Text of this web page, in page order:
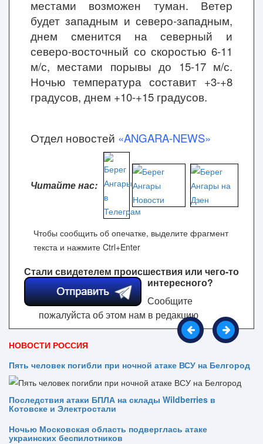
местами возможен туман. Ветер
будет западным и северо-западным,
днем сменится на северный и
северо-восточный со скоростью 6-11
м/с, местами порывы до 15-17 м/с.
Ночью температура составит +3-+8
градусов, днем +10-+15 градусов.
Отдел новостей «ANGARA-NEWS»
Читайте нас:
Стали свидетелем происшествия или чего-то
интересного?
Сообщите
пожалуйста об этом нам в редакцию
Чтобы сообщить об опечатке, выделите фрагмент
текста и нажмите Ctrl+Enter
НОВОСТИ РОССИЯ
Пять человек погибли при ночной атаке ВСУ на Белгород
Последствия атаки БПЛА на склады Wildberries в
Котовске и Электростали
Ночью Московская область подверглась атаке
украинских беспилотников